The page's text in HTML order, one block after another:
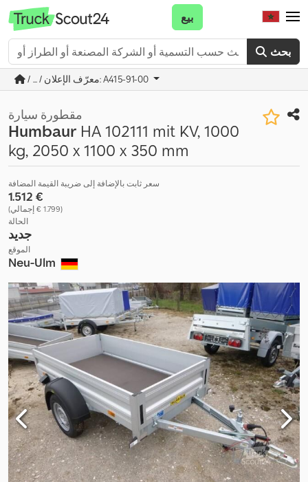
بحث
بيع
/ ... / معرّف الإعلان: A415-91-00
مقطورة سيارة
Humbaur HA 102111 mit KV, 1000
kg, 2050 x 1100 x 350 mm
سعر ثابت بالإضافة إلى ضريبة القيمة المضافة
‏1.512 €
(‏1.799 € إجمالي)
الحالة
جديد
الموقع
Neu-Ulm